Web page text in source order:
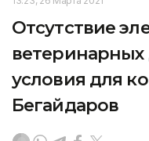
Отсутствие
ветеринарных
условия для
Бегайдаров